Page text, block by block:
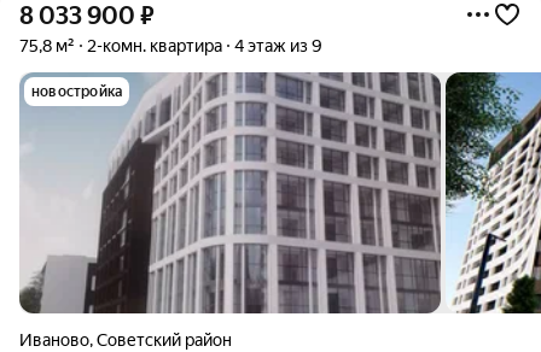
8 033 900 ₽
75,8 м² 2-комн. квартира 4 этаж из 9
новостройка
Иваново,Советский район